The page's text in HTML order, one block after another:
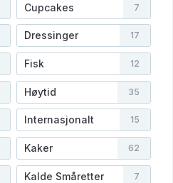
Cupcakes 7
Dressinger 17
Fisk 12
Høytid 35
Internasjonalt 15
Kaker 62
Kalde Småretter 7